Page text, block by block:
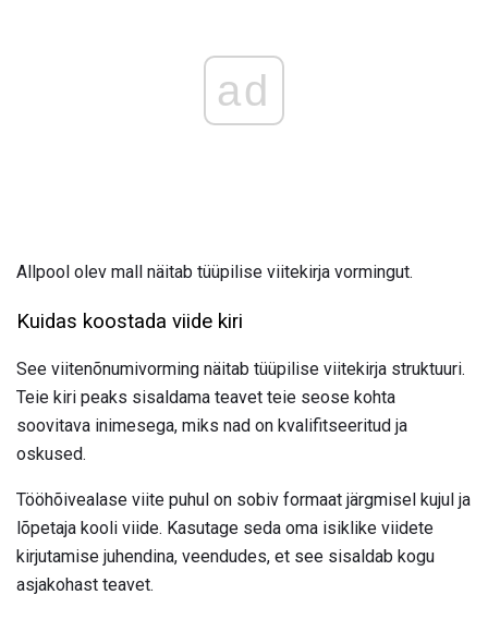
ad
Allpool olev mall näitab tüüpilise viitekirja vormingut.
Kuidas koostada viide kiri
See viitenõnumivorming näitab tüüpilise viitekirja struktuuri.
Teie kiri peaks sisaldama teavet teie seose kohta
soovitava inimesega, miks nad on kvalifitseeritud ja
oskused.
Tööhõivealase viite puhul on sobiv formaat järgmisel kujul ja
lõpetaja kooli viide. Kasutage seda oma isiklike viidete
kirjutamise juhendina, veendudes, et see sisaldab kogu
asjakohast teavet.